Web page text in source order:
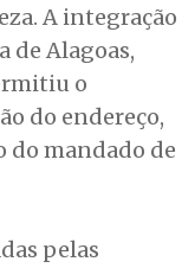
A integração
de Alagoas,
o
do endereço,
mandado de
pelas